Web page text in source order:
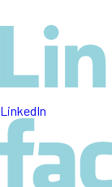
LinkedIn